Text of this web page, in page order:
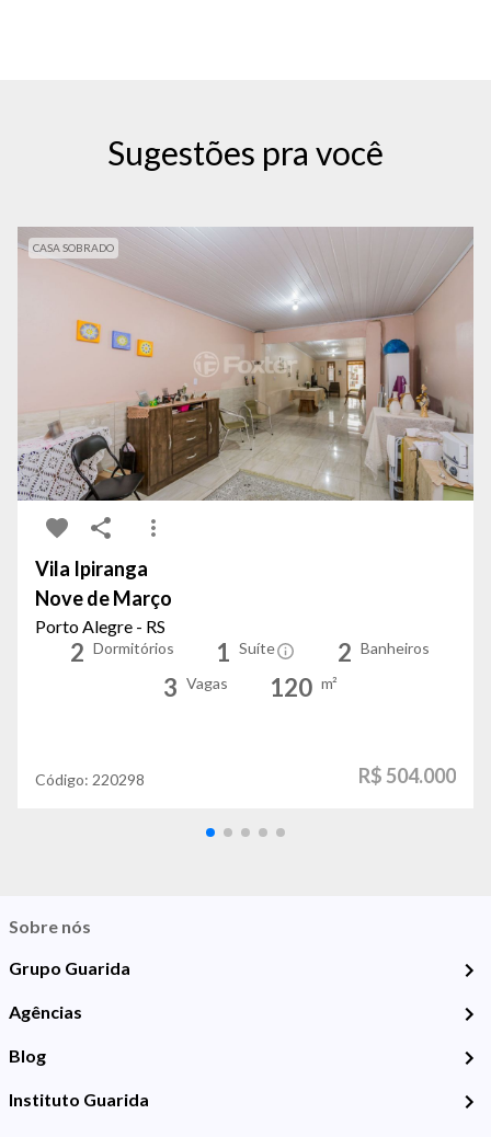
Sugestões pra você
CASA SOBRADO
Vila Ipiranga
Nove de Março
Porto Alegre - RS
2 Dormitórios 1 Suíte 2 Banheiros
3 Vagas 120 m²
Código: 220298 R$ 504.000
Sobre nós
Grupo Guarida
Agências
Blog
Instituto Guarida